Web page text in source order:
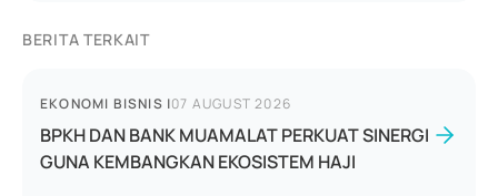
BERITA TERKAIT
EKONOMI BISNIS |07 AUGUST 2026
BPKH DAN BANK MUAMALAT PERKUAT SINERGI
GUNA KEMBANGKAN EKOSISTEM HAJI